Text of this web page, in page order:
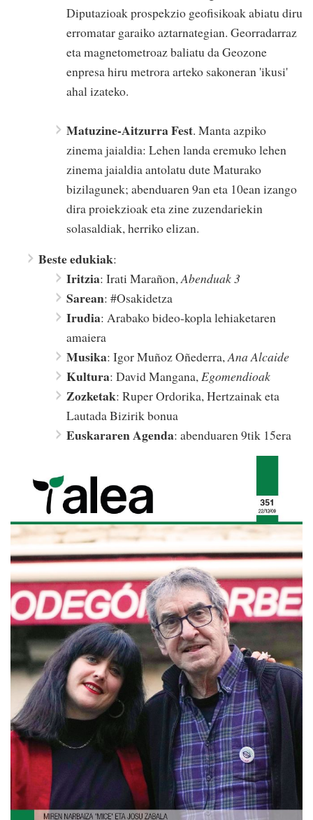
Diputazioak prospekzio geofisikoak abiatu diru
erromatar garaiko aztarnategian. Georradarraz
eta magnetometroaz baliatu da Geozone
enpresa hiru metrora arteko sakoneran 'ikusi'
ahal izateko.
Matuzine-Aitzurra Fest. Manta azpiko
zinema jaialdia: Lehen landa eremuko lehen
zinema jaialdia antolatu dute Maturako
bizilagunek; abenduaren 9an eta 10ean izango
dira proiekzioak eta zine zuzendariekin
solasaldiak, herriko elizan.
Beste edukiak:
Iritzia: Irati Marañon, Abenduak 3
Sarean: #Osakidetza
Irudia: Arabako bideo-kopla lehiaketaren
amaiera
Musika: Igor Muñoz Oñederra, Ana Alcaide
Kultura: David Mangana, Egomendioak
Zozketak: Ruper Ordorika, Hertzainak eta
Lautada Bizirik bonua
Euskararen Agenda: abenduaren 9tik 15era